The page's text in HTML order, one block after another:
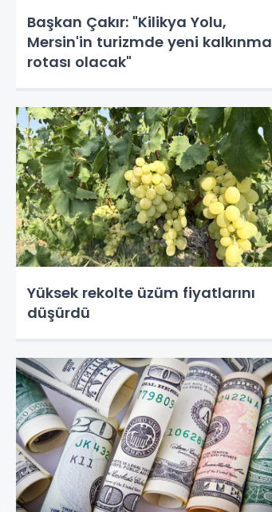
Başkan Çakır: "Kilikya Yolu,
Mersin'in turizmde yeni kalkınma
rotası olacak"
Yüksek rekolte üzüm fiyatlarını
düşürdü